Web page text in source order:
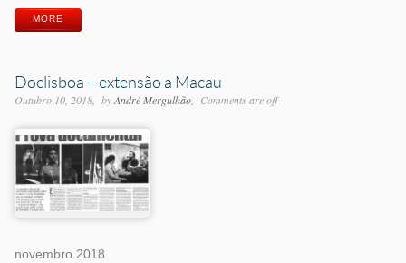
MORE
Doclisboa – extensão a Macau
Outubro 10, 2018 byAndré Mergulhão Comments are off
novembro 2018